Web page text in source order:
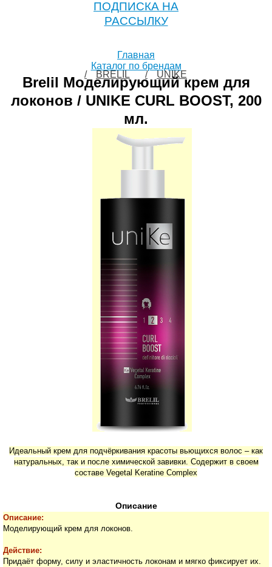
ПОДПИСКА НА
РАССЫЛКУ
Главная
Каталог по брендам
BRELIL
UNIKE
Brelil Моделирующий крем для
локонов / UNIKE CURL BOOST, 200
мл.
Идеальный крем для подчёркивания красоты вьющихся волос – как
натуральных, так и после химической завивки. Содержит в своем
составе Vegetal Keratine Complex
Описание
Описание:
Моделирующий крем для локонов.
Действие:
Придаёт форму, силу и эластичность локонам и мягко фиксирует их.